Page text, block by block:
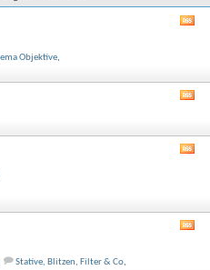
Objektive,
Stative, Blitzen, Filter & Co,